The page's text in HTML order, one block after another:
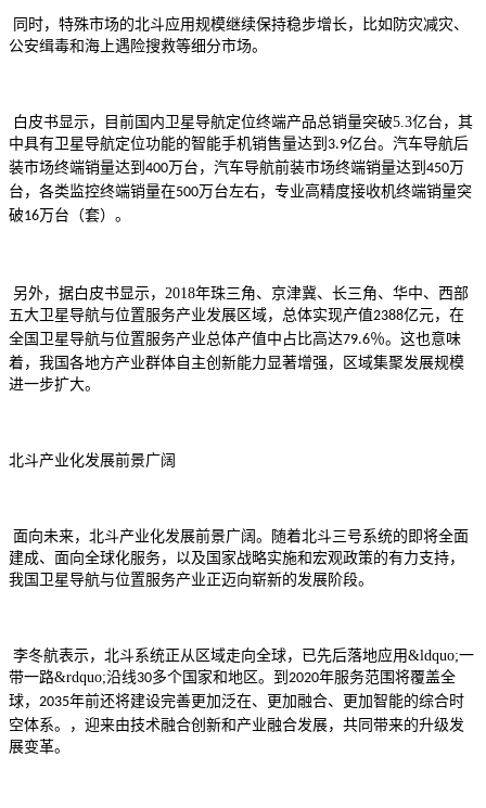
同时，特殊市场的北斗应用规模继续保持稳步增长，比如防灾减灾、
公安缉毒和海上遇险搜救等细分市场。
白皮书显示，目前国内卫星导航定位终端产品总销量突破5.3亿台，其
中具有卫星导航定位功能的智能手机销售量达到 3.9亿台。汽车导航后
装市场终端销量达到 400 万台，汽车导航前装市场终端销量达到 450 万
台，各类监控终端销量在500 万台左右，专业高精度接收机终端销量突
破16 万台（套）。
另外，据白皮书显示， 2018年珠三角、京津冀、长三角、华中、西部
五大卫星导航与位置服务产业发展区域，总体实现产值2388亿元，在
全国卫星导航与位置服务产业总体产值中占比高达79.6％。这也意味
着，我国各地方产业群体自主创新能力显著增强，区域集聚发展规模
进一步扩大。
北斗产业化发展前景广阔
面向未来，北斗产业化发展前景广阔。随着北斗三号系统的即将全面
建成、面向全球化服务，以及国家战略实施和宏观政策的有力支持，
我国卫星导航与位置服务产业正迈向崭新的发展阶段。
李冬航表示，北斗系统正从区域走向全球，已先后落地应用&ldquo;一
带一路&rdquo;沿线30多个国家和地区。到 2020年服务范围将覆盖全
球， 2035年前还将建设完善更加泛在、更加融合、更加智能的综合时
空体系。，迎来由技术融合创新和产业融合发展，共同带来的升级发
展变革。